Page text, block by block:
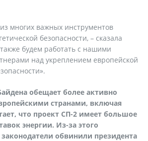
многих важных инструментов
безопасности, – сказала
будем работать с нашими
над укреплением европейской
обещает более активно
странами, включая
что проект СП-2 имеет большое
энергии. Из-за этого
обвинили президента